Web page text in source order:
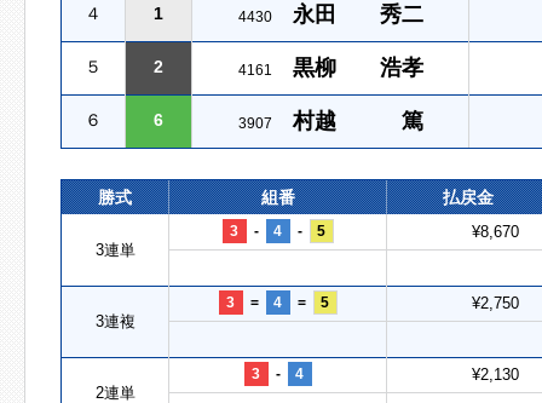
４ 1 4430 永田 秀二
５ 2 4161 黒柳 浩孝
６ 6 3907 村越 篤
勝式 組番 払戻金
3連単
3 - 4 - 5 ¥8,670
3連複
3 = 4 = 5 ¥2,750
2連単
3 - 4 ¥2,130